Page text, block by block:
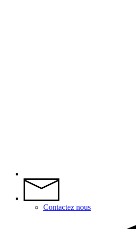
Contactez nous